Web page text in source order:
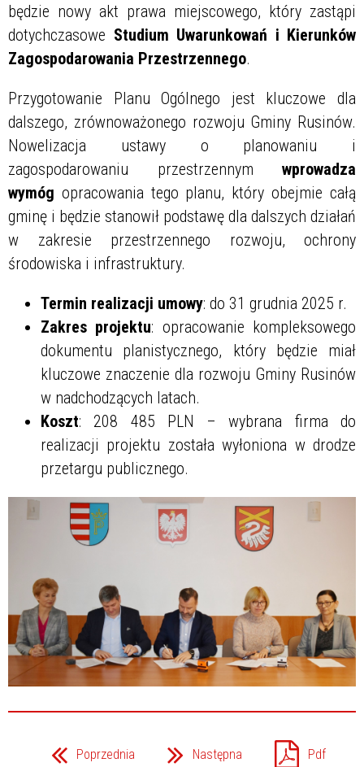
będzie nowy akt prawa miejscowego, który zastąpi
dotychczasowe Studium Uwarunkowań i Kierunków
Zagospodarowania Przestrzennego.
Przygotowanie Planu Ogólnego jest kluczowe dla
dalszego, zrównoważonego rozwoju Gminy Rusinów.
Nowelizacja ustawy o planowaniu i
zagospodarowaniu przestrzennym wprowadza
wymóg opracowania tego planu, który obejmie całą
gminę i będzie stanowił podstawę dla dalszych działań
w zakresie przestrzennego rozwoju, ochrony
środowiska i infrastruktury.
Termin realizacji umowy: do 31 grudnia 2025 r.
Zakres projektu: opracowanie kompleksowego
dokumentu planistycznego, który będzie miał
kluczowe znaczenie dla rozwoju Gminy Rusinów
w nadchodzących latach.
Koszt: 208 485 PLN – wybrana firma do
realizacji projektu została wyłoniona w drodze
przetargu publicznego.
Poprzednia Następna Pdf